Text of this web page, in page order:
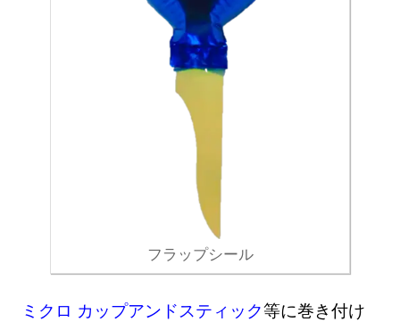
フラップシール
ミクロ カップアンドスティック等に巻き付け